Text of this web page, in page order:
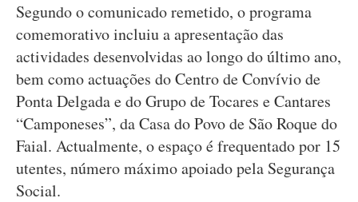
Segundo o comunicado remetido, o programa
comemorativo incluiu a apresentação das
actividades desenvolvidas ao longo do último ano,
bem como actuações do Centro de Convívio de
Ponta Delgada e do Grupo de Tocares e Cantares
“Camponeses”, da Casa do Povo de São Roque do
Faial. Actualmente, o espaço é frequentado por 15
utentes, número máximo apoiado pela Segurança
Social.